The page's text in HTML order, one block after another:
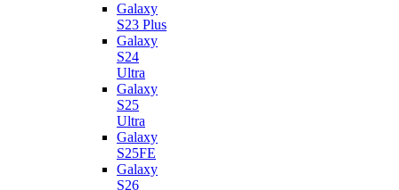
Galaxy
S23 Plus
Galaxy
S24
Ultra
Galaxy
S25
Ultra
Galaxy
S25FE
Galaxy
S26